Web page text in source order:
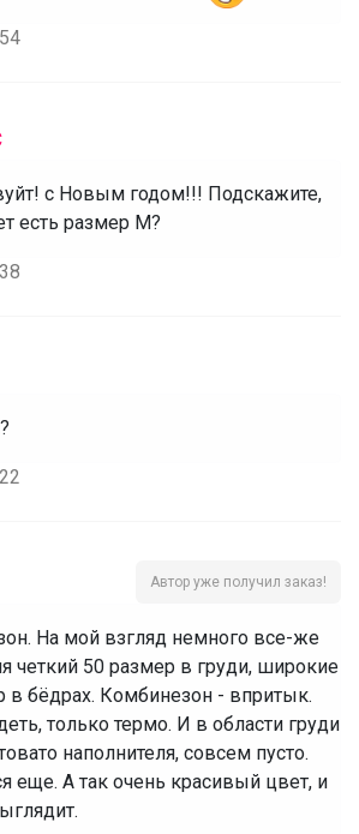
с Новым годом!!! Подскажите,
есть размер М?
Автор уже получил заказ!
На мой взгляд немного все-же
четкий 50 размер в груди, широкие
в бёдрах. Комбинезон - впритык.
только термо. И в области груди
наполнителя, совсем пусто.
еще. А так очень красивый цвет, и